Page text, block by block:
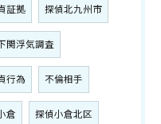
証拠 探偵北九州市
関浮気調査
行為 不倫相手
倉 探偵小倉北区